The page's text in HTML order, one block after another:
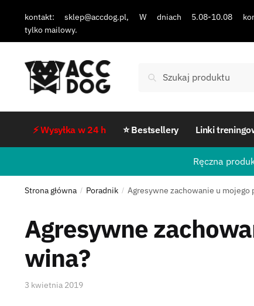
kontakt: sklep@accdog.pl, W dniach 5.08-10.08
tylko mailowy.
Szukaj
⚡ Wysyłka w 24 h ⭐ Bestsellery Linki
Ręczna
Strona główna / Poradnik / Agresywne zachowanie u mojego
Agresywne
wina?
3 kwietnia 2019